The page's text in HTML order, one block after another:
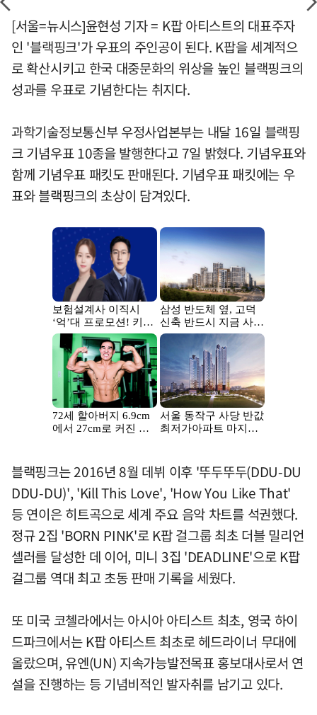
[서울=뉴시스]윤현성 기자 = K팝 아티스트의 대표주자
인 '블랙핑크'가 우표의 주인공이 된다. K팝을 세계적으
로 확산시키고 한국 대중문화의 위상을 높인 블랙핑크의
성과를 우표로 기념한다는 취지다.
과학기술정보통신부 우정사업본부는 내달 16일 블랙핑
크 기념우표 10종을 발행한다고 7일 밝혔다. 기념우표와
함께 기념우표 패킷도 판매된다. 기념우표 패킷에는 우
표와 블랙핑크의 초상이 담겨있다.
블랙핑크는 2016년 8월 데뷔 이후 '뚜두뚜두(DDU-DU
DDU-DU)', 'Kill This Love', 'How You Like That'
등 연이은 히트곡으로 세계 주요 음악 차트를 석권했다.
정규 2집 'BORN PINK'로 K팝 걸그룹 최초 더블 밀리언
셀러를 달성한 데 이어, 미니 3집 'DEADLINE'으로 K팝
걸그룹 역대 최고 초동 판매 기록을 세웠다.
또 미국 코첼라에서는 아시아 아티스트 최초, 영국 하이
드파크에서는 K팝 아티스트 최초로 헤드라이너 무대에
올랐으며, 유엔(UN) 지속가능발전목표 홍보대사로서 연
설을 진행하는 등 기념비적인 발자취를 남기고 있다.